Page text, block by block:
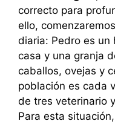
correcto para
ello,
diaria: Pedro es un
casa y una granja
caballos, ovejas y
población es cada
de tres veterinario
Para esta